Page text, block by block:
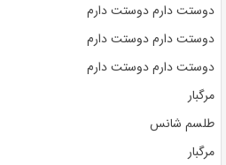
دوستت دارم دوستت دارم
دوستت دارم دوستت دارم
دوستت دارم دوستت دارم
مرگبار
طلسم شانس
مرگبار